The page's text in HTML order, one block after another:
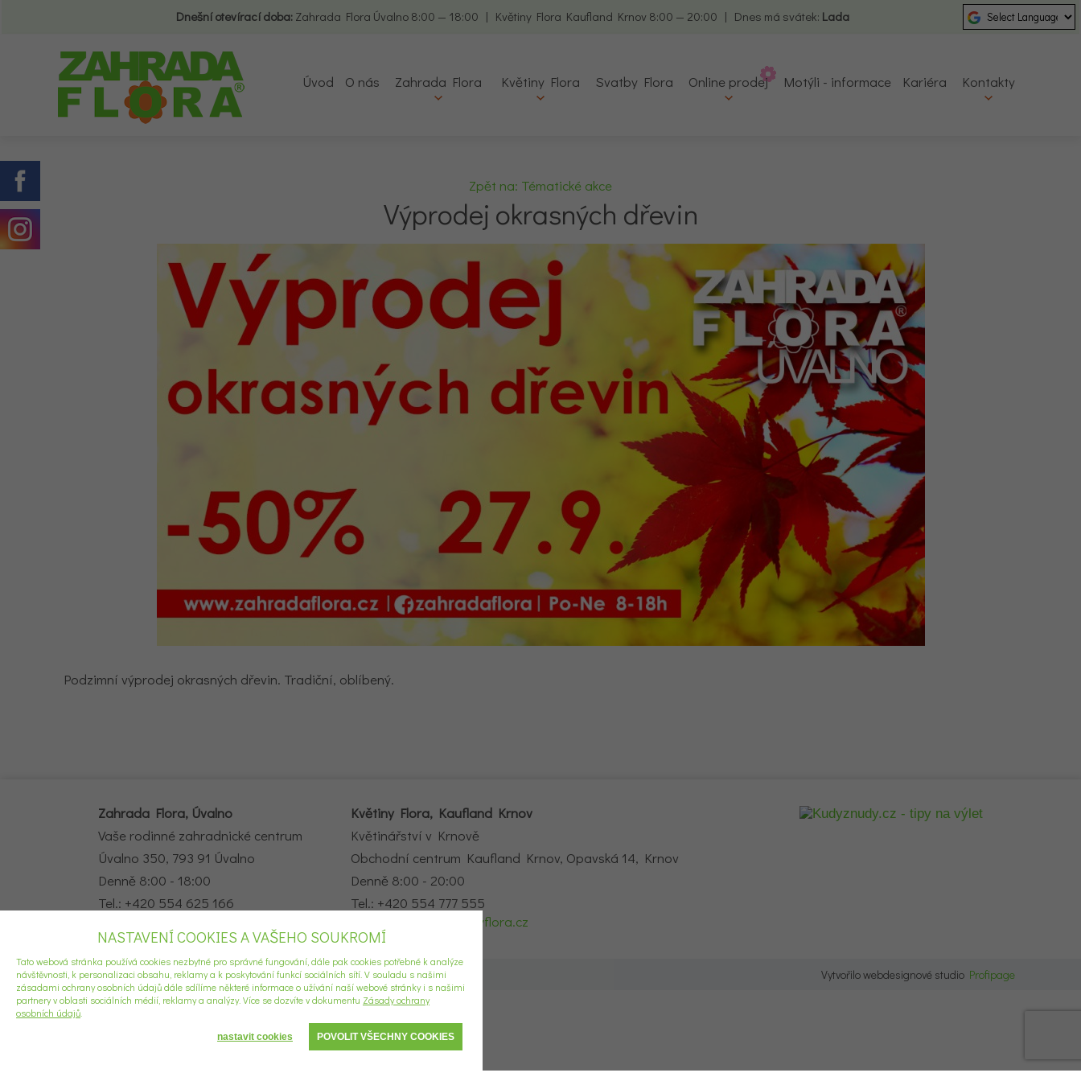
Dnešní otevírací doba: Zahrada Flora Úvalno 8:00 — 18:00 | Květiny Flora Kaufland Krnov 8:00 — 20:00 | Dnes má svátek: Lada
Úvod O nás Zahrada Flora Květiny Flora Svatby Flora Online prodej Motýli - informace Kariéra Kontakty
Zpět na: Tématické akce
Výprodej okrasných dřevin
Podzimní výprodej okrasných dřevin. Tradiční, oblíbený.
Zahrada Flora, Úvalno
Vaše rodinné zahradnické centrum
Úvalno 350, 793 91 Úvalno
Denně 8:00 - 18:00
Tel.: +420 554 625 166
Květiny Flora, Kaufland Krnov
Květinářství v Krnově
Obchodní centrum Kaufland Krnov, Opavská 14, Krnov
Denně 8:00 - 20:00
Tel.: +420 554 777 555
krnov2@kvetinyflora.cz
©2021 Všechna práva vyhrazena. Vytvořilo webdesignové studio Profipage
NASTAVENÍ COOKIES A VAŠEHO SOUKROMÍ
Tato webová stránka používá cookies nezbytné pro správné fungování, dále pak cookies potřebné k analýze
návštěvnosti, k personalizaci obsahu, reklamy a k poskytování funkcí sociálních sítí. V souladu s našimi
zásadami ochrany osobních údajů dále sdílíme některé informace o užívání naší webové stránky i s našimi
partnery v oblasti sociálních médií, reklamy a analýzy. Více se dozvíte v dokumentu Zásady ochrany
osobních údajů
POVOLIT VŠECHNY COOKIES
nastavit cookies